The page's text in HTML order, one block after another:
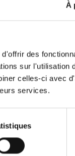
À
des
sur l'utilisation
celles-ci avec
services.
parfois n’a
fissuré etc.